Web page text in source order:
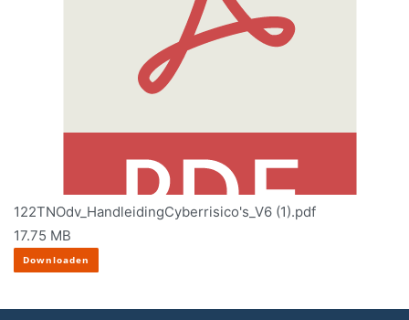
122TNOdv_HandleidingCyberrisico's_V6 (1).pdf
17.75 MB
Downloaden